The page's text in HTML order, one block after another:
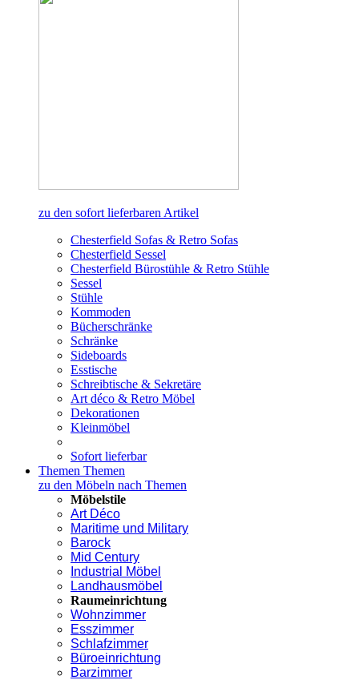
zu den sofort lieferbaren Artikel
Chesterfield Sofas & Retro Sofas
Chesterfield Sessel
Chesterfield Bürostühle & Retro Stühle
Sessel
Stühle
Kommoden
Bücherschränke
Schränke
Sideboards
Esstische
Schreibtische & Sekretäre
Art déco & Retro Möbel
Dekorationen
Kleinmöbel
Sofort lieferbar
Themen Themen
zu den Möbeln nach Themen
Möbelstile
Art Déco
Maritime und Military
Barock
Mid Century
Industrial Möbel
Landhausmöbel
Raumeinrichtung
Wohnzimmer
Esszimmer
Schlafzimmer
Büroeinrichtung
Barzimmer